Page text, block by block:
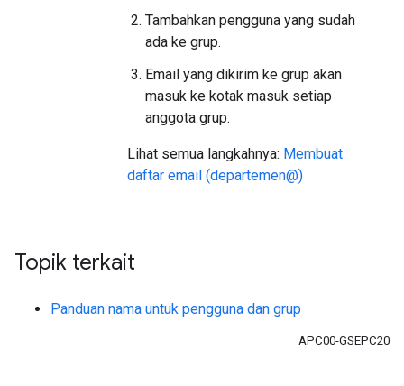
Tambahkan pengguna yang sudah
ada ke grup.
Email yang dikirim ke grup akan
masuk ke kotak masuk setiap
anggota grup.
Lihat semua langkahnya: Membuat
daftar email (departemen@)
Topik terkait
Panduan nama untuk pengguna dan grup
APC00-GSEPC20